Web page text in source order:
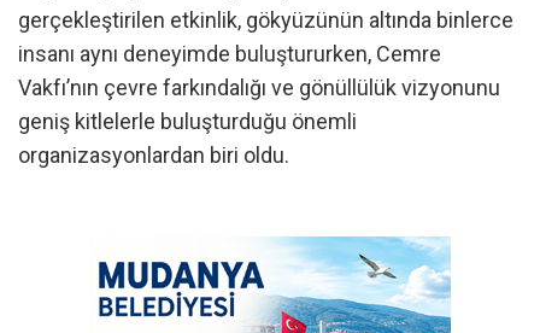
gerçekleştirilen etkinlik, gökyüzünün altında binlerce
insanı aynı deneyimde buluştururken, Cemre
Vakfı’nın çevre farkındalığı ve gönüllülük vizyonunu
geniş kitlelerle buluşturduğu önemli
organizasyonlardan biri oldu.